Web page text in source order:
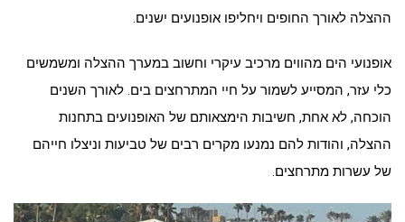
ההצלה לאורך החופים ויחליפו אופנועים ישנים.
אופנועי הים מהווים מרכיב עיקרי וחשוב במערך ההצלה ומשמשים
כלי עזר, המסייע לשמור על חיי המתרחצים בים. לאורך השנים
הוכחה, לא אחת, חשיבות הימצאותם של האופנועים בתחנות
ההצלה, והודות להם נמנעו מקרים רבים של טביעות וניצלו חייהם
של עשרות מתרחצים.